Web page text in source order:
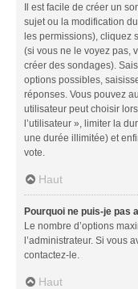
Il est facile de créer un
sujet ou la modification
les permissions), cliquez
(si vous ne le voyez pas,
créer des sondages).
options possibles,
réponses. Vous pouvez
utilisateur peut choisir
l’utilisateur », limiter la
une durée illimitée) et
vote.
Haut
Pourquoi ne puis-je pas
Le nombre d’options
l’administrateur. Si vous
contactez-le.
Haut